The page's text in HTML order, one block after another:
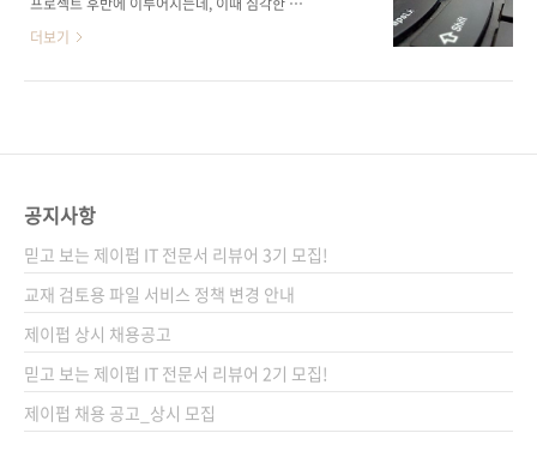
(170*225*14.9) 제 본 무선(soft cover)..
닥쳐올 테니까요. 집에 가고 싶다... 이렇게 중요
한 테스트 작성을 프로세스화 한다면 어떨까요?
셈입니다. 그래..
그라도 발견되면 고치기엔 너무 늦어버리는 상
래서 중요한 작업을 나중으로 미루지 말고 초기
이동)라는 접근법입니다(‘원점회귀’라고 번역되
기도 합니다). 레프트 시프트가 아니고 시프트 레
프트입니다... 뭔가 어렸을 때 방학 숙제를 미루
고 미루다 막판에 하는 것과 마찬가지 아닌가 싶
기도 합니다. 버그의 근본적인 원인을 고치려면
초기부터 테스..
더보기
공지사항
믿고 보는 제이펍 IT 전문서 리뷰어 3기 모집!
교재 검토용 파일 서비스 정책 변경 안내
제이펍 상시 채용공고
믿고 보는 제이펍 IT 전문서 리뷰어 2기 모집!
제이펍 채용 공고_상시 모집